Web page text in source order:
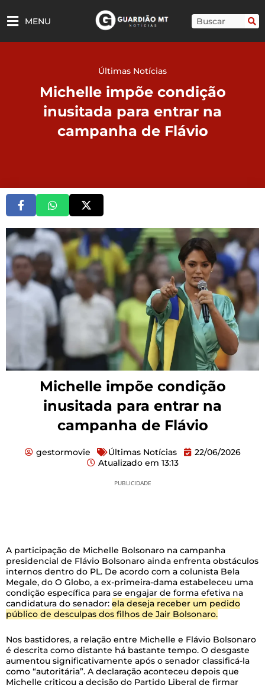
para
MENU Pesquisar
Últimas Notícias
Michelle impõe condição
inusitada para entrar na
campanha de Flávio
Michelle impõe condição
inusitada para entrar na
campanha de Flávio
gestormovie Últimas Notícias
22/06/2026
Atualizado em 13:13
PUBLICIDADE
A participação de Michelle Bolsonaro na campanha
presidencial de Flávio Bolsonaro ainda enfrenta obstáculos
internos dentro do PL. De acordo com a colunista Bela
Megale, do O Globo, a ex-primeira-dama estabeleceu uma
condição específica para se engajar de forma efetiva na
candidatura do senador: ela deseja receber um pedido
público de desculpas dos filhos de Jair Bolsonaro.
Nos bastidores, a relação entre Michelle e Flávio Bolsonaro
é descrita como distante há bastante tempo. O desgaste
aumentou significativamente após o senador classificá-la
como “autoritária”. A declaração aconteceu depois que
Michelle criticou a decisão do Partido Liberal de firmar